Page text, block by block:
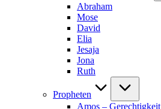
Abraham
Mose
David
Elia
Jesaja
Jona
Ruth
Propheten
Amos – Gerechtigkeit